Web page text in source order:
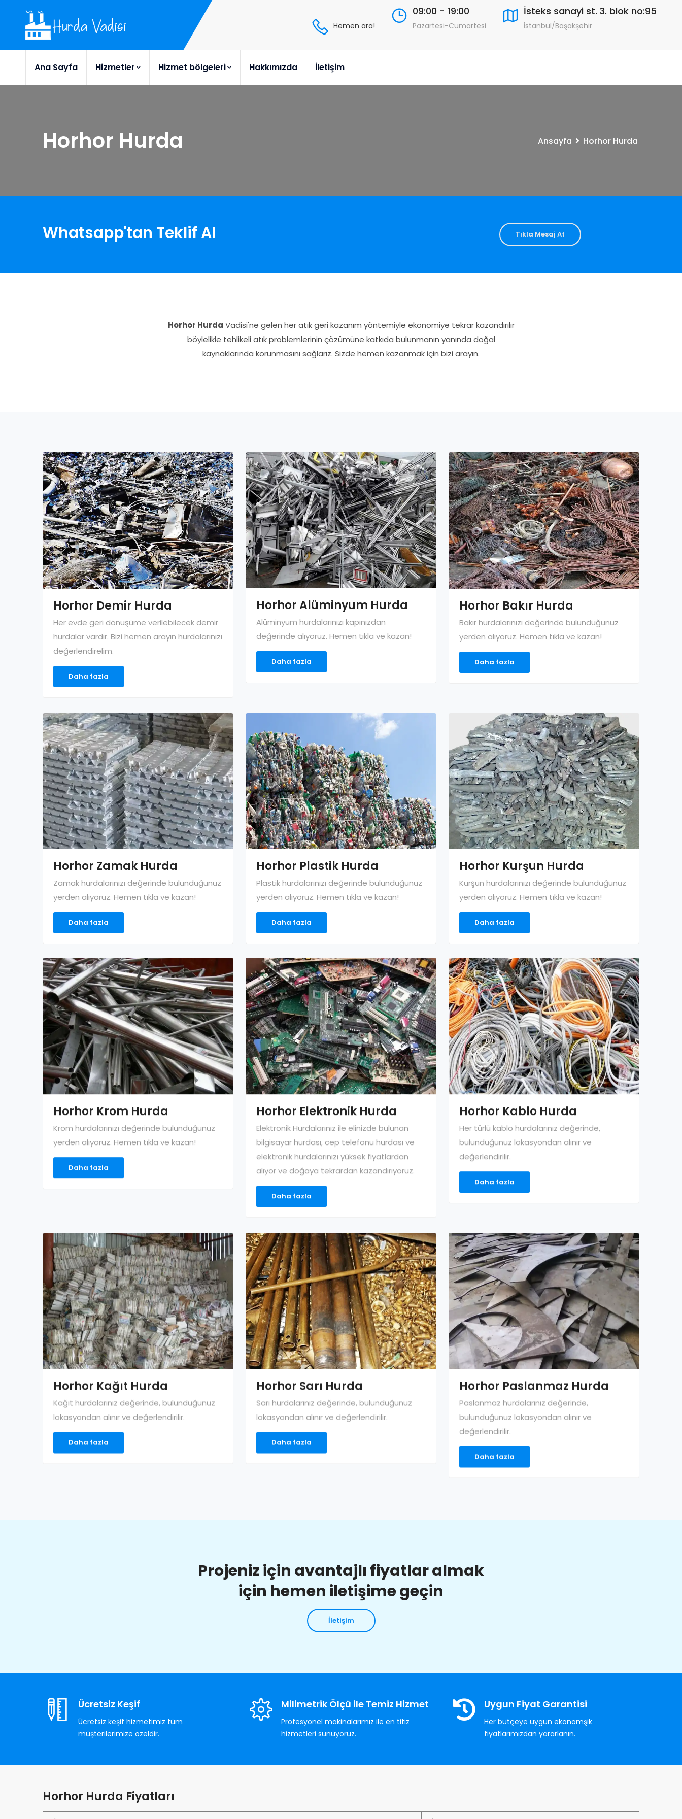
Hemen ara!
09:00 - 19:00
Pazartesi-Cumartesi
İsteks sanayi st. 3. blok no:95
İstanbul/Başakşehir
Ana Sayfa Hizmetler Hizmet bölgeleri Hakkımızda İletişim
Horhor Hurda Ansayfa Horhor Hurda
Whatsapp'tan Teklif Al Tıkla Mesaj At
Horhor Hurda Vadisi'ne gelen her atık geri kazanım yöntemiyle ekonomiye tekrar kazandırılır
böylelikle tehlikeli atık problemlerinin çözümüne katkıda bulunmanın yanında doğal
kaynaklarında korunmasını sağlarız. Sizde hemen kazanmak için bizi arayın.
Horhor Demir Hurda
Her evde geri dönüşüme verilebilecek demir
hurdalar vardır. Bizi hemen arayın hurdalarınızı
değerlendirelim.
Daha fazla
Horhor Alüminyum Hurda
Alüminyum hurdalarınızı kapınızdan
değerinde alıyoruz. Hemen tıkla ve kazan!
Daha fazla
Horhor Bakır Hurda
Bakır hurdalarınızı değerinde bulunduğunuz
yerden alıyoruz. Hemen tıkla ve kazan!
Daha fazla
Horhor Zamak Hurda
Zamak hurdalarınızı değerinde bulunduğunuz
yerden alıyoruz. Hemen tıkla ve kazan!
Daha fazla
Horhor Plastik Hurda
Plastik hurdalarınızı değerinde bulunduğunuz
yerden alıyoruz. Hemen tıkla ve kazan!
Daha fazla
Horhor Kurşun Hurda
Kurşun hurdalarınızı değerinde bulunduğunuz
yerden alıyoruz. Hemen tıkla ve kazan!
Daha fazla
Horhor Krom Hurda
Krom hurdalarınızı değerinde bulunduğunuz
yerden alıyoruz. Hemen tıkla ve kazan!
Daha fazla
Horhor Elektronik Hurda
Elektronik Hurdalarınız ile elinizde bulunan
bilgisayar hurdası, cep telefonu hurdası ve
elektronik hurdalarınızı yüksek fiyatlardan
alıyor ve doğaya tekrardan kazandırıyoruz.
Daha fazla
Horhor Kablo Hurda
Her türlü kablo hurdalarınız değerinde,
bulunduğunuz lokasyondan alınır ve
değerlendirilir.
Daha fazla
Horhor Kağıt Hurda
Kağıt hurdalarınız değerinde, bulunduğunuz
lokasyondan alınır ve değerlendirilir.
Daha fazla
Horhor Sarı Hurda
Sarı hurdalarınız değerinde, bulunduğunuz
lokasyondan alınır ve değerlendirilir.
Daha fazla
Horhor Paslanmaz Hurda
Paslanmaz hurdalarınız değerinde,
bulunduğunuz lokasyondan alınır ve
değerlendirilir.
Daha fazla
Projeniz için avantajlı fiyatlar almak
için hemen iletişime geçin
İletişim
Ücretsiz Keşif
Ücretsiz keşif hizmetimiz tüm
müşterilerimize özeldir.
Milimetrik Ölçü ile Temiz Hizmet
Profesyonel makinalarımız ile en titiz
hizmetleri sunuyoruz.
Uygun Fiyat Garantisi
Her bütçeye uygun ekonomşik
fiyatlarımızdan yararlanın.
Horhor Hurda Fiyatları